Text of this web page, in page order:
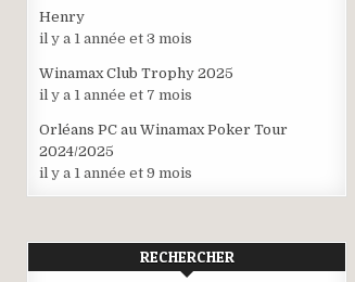
Henry
il y a 1 année et 3 mois
Winamax Club Trophy 2025
il y a 1 année et 7 mois
Orléans PC au Winamax Poker Tour
2024/2025
il y a 1 année et 9 mois
RECHERCHER